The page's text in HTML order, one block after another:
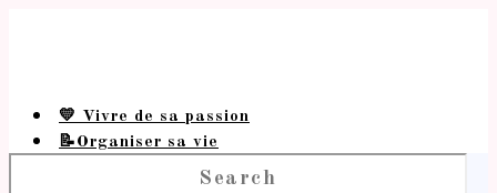
💛 Vivre de sa passion
📝Organiser sa vie